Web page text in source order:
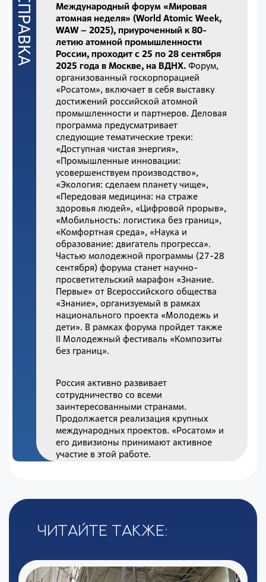
Международный форум «Мировая
атомная неделя» (World Atomic Week,
WAW – 2025), приуроченный к 80-
летию атомной промышленности
России, проходит с 25 по 28 сентября
2025 года в Москве, на ВДНХ. Форум,
организованный госкорпорацией
«Росатом», включает в себя выставку
достижений российской атомной
промышленности и партнеров. Деловая
программа предусматривает
следующие тематические треки:
«Доступная чистая энергия»,
«Промышленные инновации:
усовершенствуем производство»,
«Экология: сделаем планету чище»,
«Передовая медицина: на страже
здоровья людей», «Цифровой прорыв»,
«Мобильность: логистика без границ»,
«Комфортная среда», «Наука и
образование: двигатель прогресса».
Частью молодежной программы (27-28
сентября) форума станет научно-
просветительский марафон «Знание.
Первые» от Всероссийского общества
«Знание», организуемый в рамках
национального проекта «Молодежь и
дети». В рамках форума пройдет также
II Молодежный фестиваль «Композиты
без границ».
Россия активно развивает
сотрудничество со всеми
заинтересованными странами.
Продолжается реализация крупных
международных проектов. «Росатом» и
его дивизионы принимают активное
участие в этой работе.
Читайте также: